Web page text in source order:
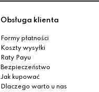
Obsługa klienta
Formy płatności
Koszty wysyłki
Raty Payu
Bezpieczeństwo
Jak kupować
Dlaczego warto u nas